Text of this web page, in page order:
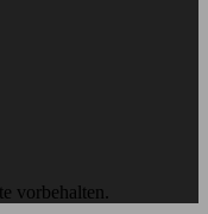
vorbehalten.